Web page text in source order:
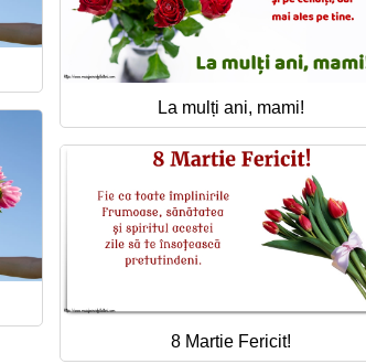
La mulți ani, mami!
8 Martie Fericit!